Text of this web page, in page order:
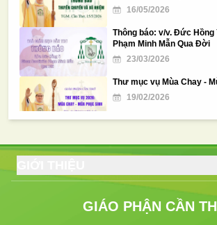
16/05/2026
Thông báo: v/v. Đức Hồng
Phạm Minh Mẫn Qua Đời
23/03/2026
Thư mục vụ Mùa Chay -
19/02/2026
11/01/2026
Tòa Giám Mục Cần Thơ –
lễ Phong chân phước cho
Phanxicô Trương Bửu
19/12/2025
GIÁO PHẬN CẦN